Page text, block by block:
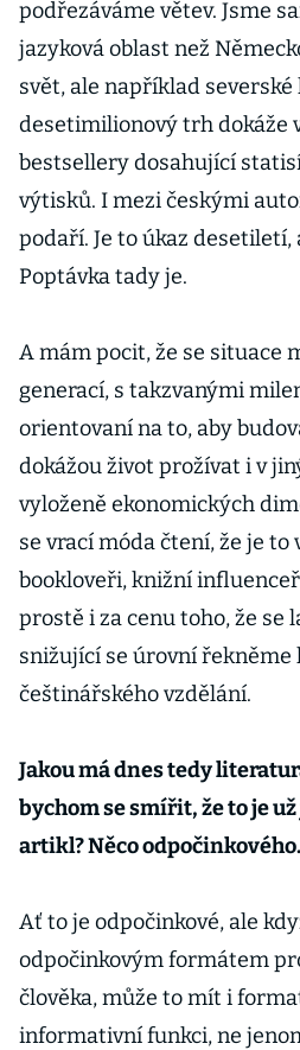
podřezáváme větev. Jsme
jazyková oblast než
svět, ale například
desetimilionový trh dokáže
bestsellery dosahující
výtisků. I mezi českými
podaří. Je to úkaz desetiletí,
Poptávka tady je.
A mám pocit, že se situace
generací, s takzvanými
orientovaní na to, aby
dokážou život prožívat i v
vyloženě ekonomických
se vrací móda čtení, že je to
bookloveři, knižní
prostě i za cenu toho, že se
snižující se úrovní
češtinářského vzdělání.
Jakou má dnes tedy
bychom se smířit, že to je
artikl? Něco
Ať to je odpočinkové, ale
odpočinkovým formátem
člověka, může to mít i
informativní funkci, ne